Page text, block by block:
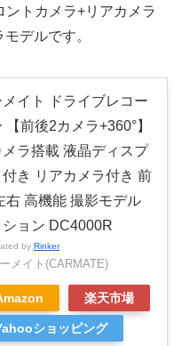
ントカメラ+リアカメラ
デルです。
メイト ドライブレコー
【前後2カメラ+360°】
メラ搭載 液晶ディスプ
付き リアカメラ付き 前
右 高機能 撮影モデル
ション DC4000R
by Rinker
メイト(CARMATE)
楽天市場
ショッピング